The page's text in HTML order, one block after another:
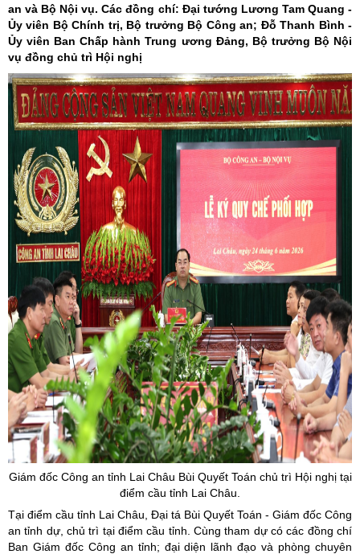
an và Bộ Nội vụ. Các đồng chí: Đại tướng Lương Tam Quang -
Ủy viên Bộ Chính trị, Bộ trưởng Bộ Công an; Đỗ Thanh Bình -
Ủy viên Ban Chấp hành Trung ương Đảng, Bộ trưởng Bộ Nội
vụ đồng chủ trì Hội nghị
Giám đốc Công an tỉnh Lai Châu Bùi Quyết Toán chủ trì Hội nghị tại
điểm cầu tỉnh Lai Châu.
Tại điểm cầu tỉnh Lai Châu, Đại tá Bùi Quyết Toán - Giám đốc Công
an tỉnh dự, chủ trì tại điểm cầu tỉnh. Cùng tham dự có các đồng chí
Ban Giám đốc Công an tỉnh; đại diện lãnh đạo và phòng chuyên